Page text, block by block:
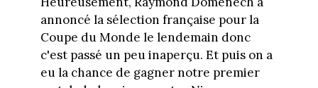
annoncé la sélection française pour la
Coupe du Monde le lendemain donc
c'est passé un peu inaperçu. Et puis on a
eu la chance de gagner notre premier